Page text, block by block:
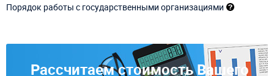
Порядок работы с государственными организациями
Рассчитаем стоимость Вашего